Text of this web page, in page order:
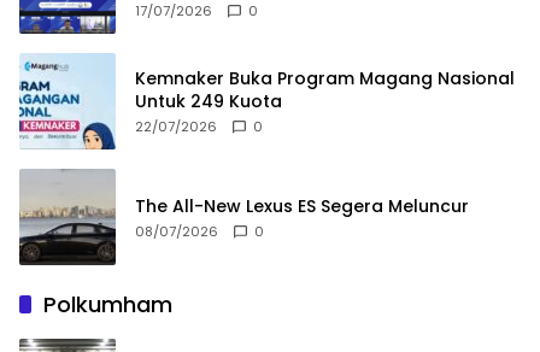
17/07/2026 0
Kemnaker Buka Program Magang Nasional
Untuk 249 Kuota
22/07/2026 0
The All-New Lexus ES Segera Meluncur
08/07/2026 0
Polkumham